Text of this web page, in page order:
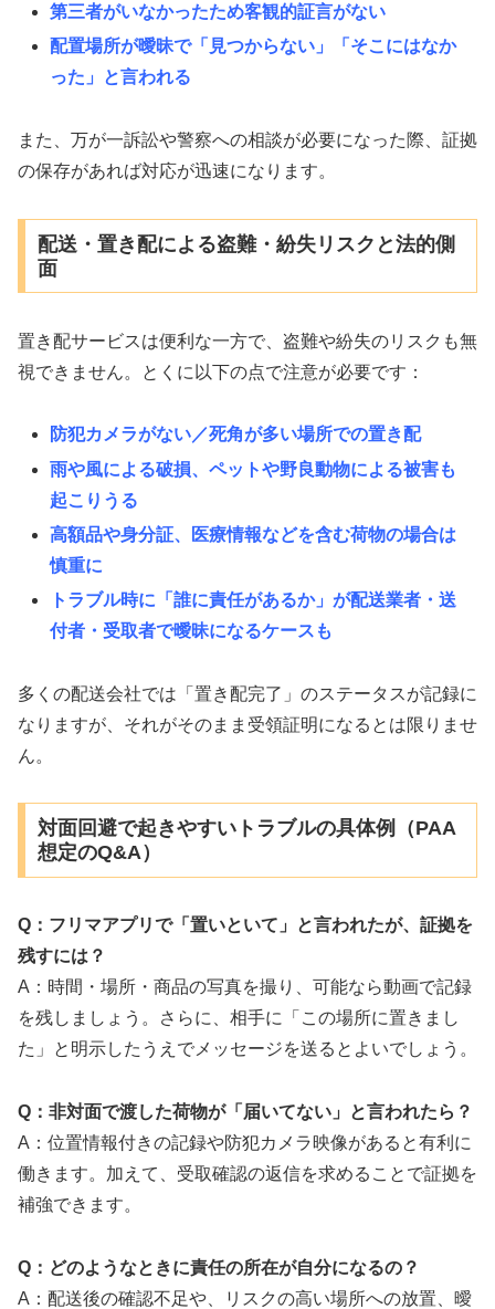
第三者がいなかったため客観的証言がない
配置場所が曖昧で「見つからない」「そこにはなか
った」と言われる
また、万が一訴訟や警察への相談が必要になった際、証拠
の保存があれば対応が迅速になります。
配送・置き配による盗難・紛失リスクと法的側
面
置き配サービスは便利な一方で、盗難や紛失のリスクも無
視できません。とくに以下の点で注意が必要です：
防犯カメラがない／死角が多い場所での置き配
雨や風による破損、ペットや野良動物による被害も
起こりうる
高額品や身分証、医療情報などを含む荷物の場合は
慎重に
トラブル時に「誰に責任があるか」が配送業者・送
付者・受取者で曖昧になるケースも
多くの配送会社では「置き配完了」のステータスが記録に
なりますが、それがそのまま受領証明になるとは限りませ
ん。
対面回避で起きやすいトラブルの具体例（PAA
想定のQ&A）
Q：フリマアプリで「置いといて」と言われたが、証拠を
残すには？
A：時間・場所・商品の写真を撮り、可能なら動画で記録
を残しましょう。さらに、相手に「この場所に置きまし
た」と明示したうえでメッセージを送るとよいでしょう。
Q：非対面で渡した荷物が「届いてない」と言われたら？
A：位置情報付きの記録や防犯カメラ映像があると有利に
働きます。加えて、受取確認の返信を求めることで証拠を
補強できます。
Q：どのようなときに責任の所在が自分になるの？
A：配送後の確認不足や、リスクの高い場所への放置、曖